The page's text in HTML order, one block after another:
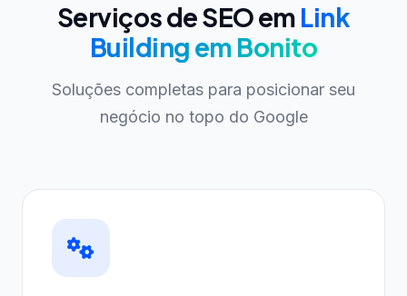
Serviços de SEO em Link
Building em Bonito
Soluções completas para posicionar seu
negócio no topo do Google